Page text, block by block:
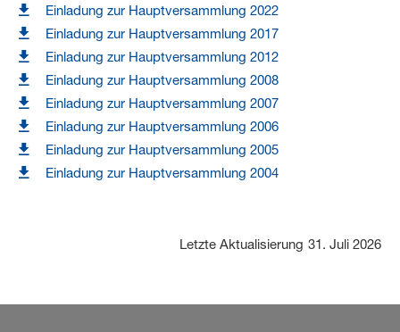
Einladung zur Hauptversammlung 2022
Einladung zur Hauptversammlung 2017
Einladung zur Hauptversammlung 2012
Einladung zur Hauptversammlung 2008
Einladung zur Hauptversammlung 2007
Einladung zur Hauptversammlung 2006
Einladung zur Hauptversammlung 2005
Einladung zur Hauptversammlung 2004
Letzte Aktualisierung 31. Juli 2026